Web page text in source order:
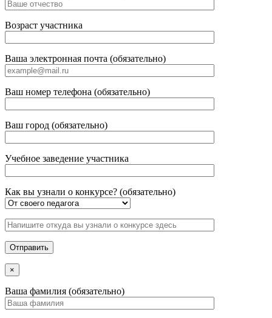
Возраст участника
Ваша электронная почта (обязательно)
Ваш номер телефона (обязательно)
Ваш город (обязательно)
Учебное заведение участника
Как вы узнали о конкурсе? (обязательно)
×
Ваша фамилия (обязательно)